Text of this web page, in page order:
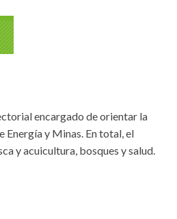
encargado de orientar la
Energía y Minas. En total, el
y acuicultura, bosques y salud.